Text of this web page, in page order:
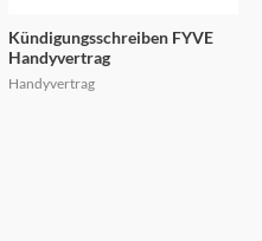
Kündigungsschreiben FYVE
Handyvertrag
Handyvertrag